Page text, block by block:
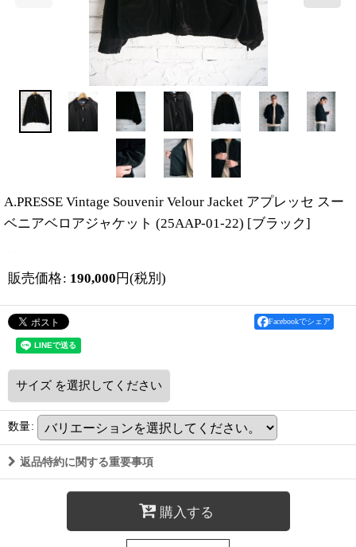
A.PRESSE Vintage Souvenir Velour Jacket アプレッセ スー
ベニアベロアジャケット (25AAP-01-22) [ブラック]
販売価格: 190,000 円(税別)
Facebookでシェア
サイズ を選択してください
数量:
返品特約に関する重要事項
購入する